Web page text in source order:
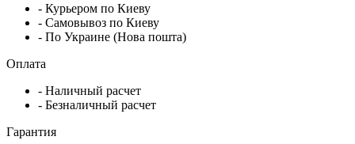
- Курьером по Киеву
- Самовывоз по Киеву
- По Украине (Нова пошта)
Оплата
- Наличный расчет
- Безналичный расчет
Гарантия